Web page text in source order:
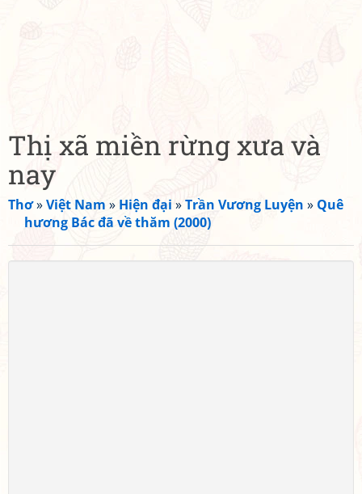
Thị xã miền rừng xưa và
nay
Thơ»Việt Nam » Hiện đại »Trần Vương Luyện » Quê
hương Bác đã về thăm (2000)